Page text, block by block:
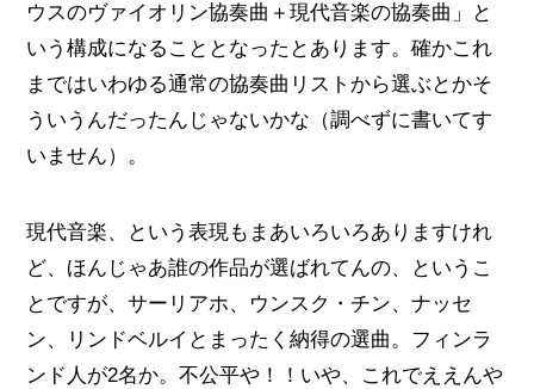
ウスのヴァイオリン協奏曲＋現代音楽の協奏曲」と
いう構成になることとなったとあります。確かこれ
まではいわゆる通常の協奏曲リストから選ぶとかそ
ういうんだったんじゃないかな（調べずに書いてす
いません）。
現代音楽、という表現もまあいろいろありますけれ
ど、ほんじゃあ誰の作品が選ばれてんの、というこ
とですが、サーリアホ、ウンスク・チン、ナッセ
ン、リンドベルイとまったく納得の選曲。フィンラ
ンド人が2名か。不公平や！！いや、これでええんや